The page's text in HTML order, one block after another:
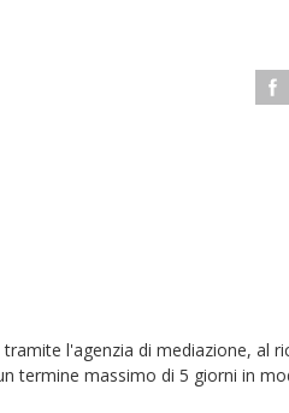
l'agenzia di mediazione, al
termine massimo di 5 giorni in